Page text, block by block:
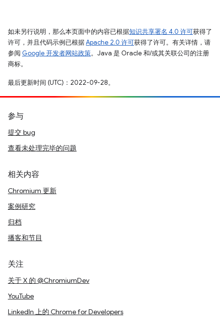
如未另行说明，那么本页面中的内容已根据知识共享署名 4.0 许可获得了
许可，并且代码示例已根据Apache 2.0 许可获得了许可。有关详情，请
参阅 Google 开发者网站政策。Java 是 Oracle 和/或其关联公司的注册
商标。
最后更新时间 (UTC)：2022-09-28。
参与
提交 bug
查看未处理完毕的问题
相关内容
Chromium 更新
案例研究
归档
播客和节目
关注
关于 X 的 @ChromiumDev
YouTube
LinkedIn 上的 Chrome for Developers